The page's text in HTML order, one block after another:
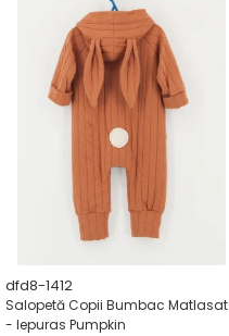
dfd8-1412
Salopetă Copii Bumbac Matlasat
- Iepuras Pumpkin